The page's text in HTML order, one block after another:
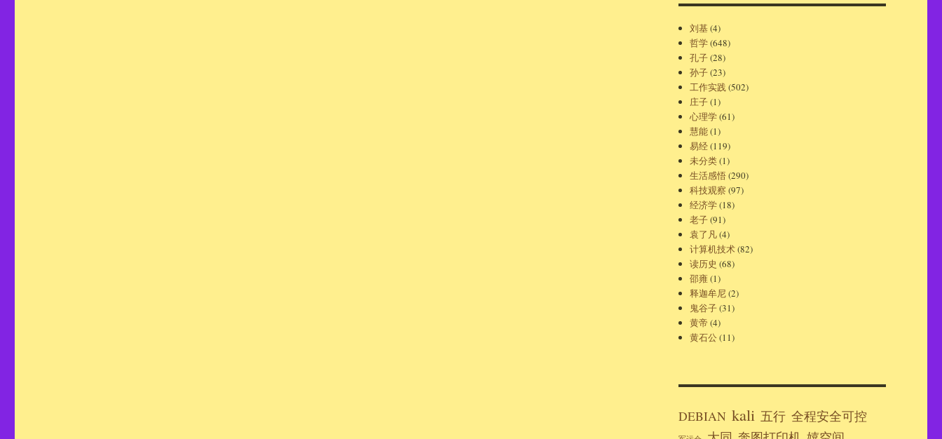
刘基(4)
哲学(648)
孔子(28)
孙子(23)
工作实践(502)
庄子(1)
心理学(61)
慧能(1)
易经(119)
未分类(1)
生活感悟(290)
科技观察 (97)
经济学(18)
老子(91)
袁了凡(4)
计算机技术(82)
读历史 (68)
邵雍(1)
释迦牟尼(2)
鬼谷子(31)
黄帝 (4)
黄石公(11)
DEBIAN kali 五行 全程安全可控